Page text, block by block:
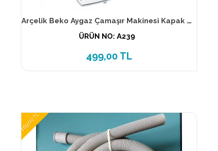
Arçelik Beko Aygaz Çamaşır Makinesi Kapak Menteşesi
ÜRÜN NO: A239
499,00 TL
169,00 TL